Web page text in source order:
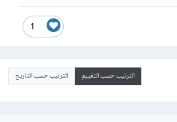
1
الترتيب حسب التقييم الترتيب حسب التاريخ